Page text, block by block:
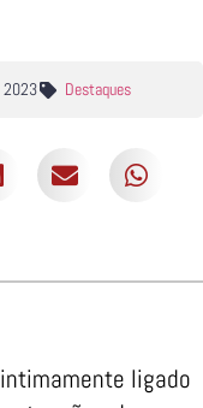
2023 Destaques
ligado